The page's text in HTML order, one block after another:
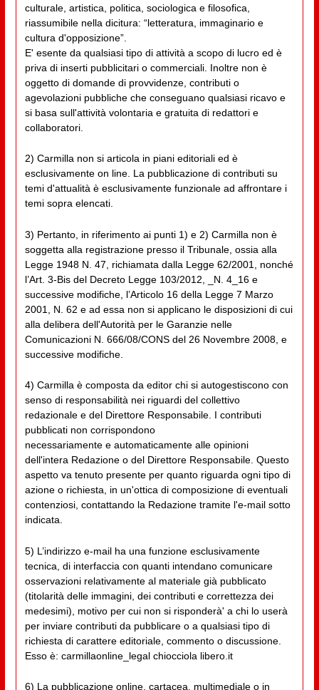
culturale, artistica, politica, sociologica e filosofica,
riassumibile nella dicitura: “letteratura, immaginario e
cultura d'opposizione”.
E' esente da qualsiasi tipo di attività a scopo di lucro ed è
priva di inserti pubblicitari o commerciali. Inoltre non è
oggetto di domande di provvidenze, contributi o
agevolazioni pubbliche che conseguano qualsiasi ricavo e
si basa sull'attività volontaria e gratuita di redattori e
collaboratori.
2) Carmilla non si articola in piani editoriali ed è
esclusivamente on line. La pubblicazione di contributi su
temi d'attualità è esclusivamente funzionale ad affrontare i
temi sopra elencati.
3) Pertanto, in riferimento ai punti 1) e 2) Carmilla non è
soggetta alla registrazione presso il Tribunale, ossia alla
Legge 1948 N. 47, richiamata dalla Legge 62/2001, nonché
l’Art. 3-Bis del Decreto Legge 103/2012, _N. 4_16 e
successive modifiche, l’Articolo 16 della Legge 7 Marzo
2001, N. 62 e ad essa non si applicano le disposizioni di cui
alla delibera dell'Autorità per le Garanzie nelle
Comunicazioni N. 666/08/CONS del 26 Novembre 2008, e
successive modifiche.
4) Carmilla è composta da editor chi si autogestiscono con
senso di responsabilità nei riguardi del collettivo
redazionale e del Direttore Responsabile. I contributi
pubblicati non corrispondono
necessariamente e automaticamente alle opinioni
dell'intera Redazione o del Direttore Responsabile. Questo
aspetto va tenuto presente per quanto riguarda ogni tipo di
azione o richiesta, in un'ottica di composizione di eventuali
contenziosi, contattando la Redazione tramite l'e-mail sotto
indicata.
5) L’indirizzo e-mail ha una funzione esclusivamente
tecnica, di interfaccia con quanti intendano comunicare
osservazioni relativamente al materiale già pubblicato
(titolarità delle immagini, dei contributi e correttezza dei
medesimi), motivo per cui non si risponderà' a chi lo userà
per inviare contributi da pubblicare o a qualsiasi tipo di
richiesta di carattere editoriale, commento o discussione.
Esso è: carmillaonline_legal chiocciola libero.it
6) La pubblicazione online, cartacea, multimediale o in